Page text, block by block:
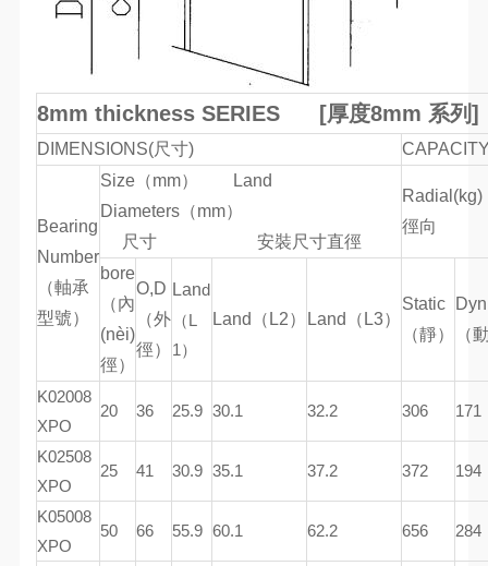
8mm thickness SERIES [厚度8mm 系列]
DIMENSIONS(尺寸)
Bearing
Number
（軸承
型號）
Size（mm） Land
Diameters（mm）
尺寸 安裝尺寸直徑
徑
bore
（內
(nèi)
徑）
O,D
（外
徑）
Land
（L
1）
Land（L2） Land（L3）
Static
（靜）
（
K02008
XPO
20 36 25.9 30.1 32.2 306 171
K02508
XPO
25 41 30.9 35.1 37.2 372 194
K05008
XPO
50 66 55.9 60.1 62.2 656 284